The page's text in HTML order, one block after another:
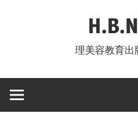
ツ
ス
理美容教育出